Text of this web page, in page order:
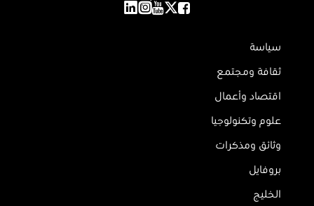
سياسة
ثقافة ومجتمع
اقتصاد وأعمال
علوم وتكنولوجيا
وثائق ومذكرات
بروفايل
الخليج